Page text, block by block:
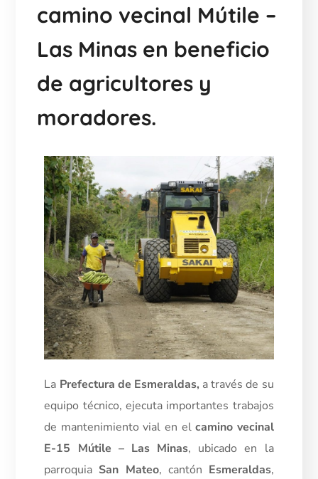
camino vecinal Mútile –
Las Minas en beneficio
de agricultores y
moradores.
La Prefectura de Esmeraldas, a través de su
equipo técnico, ejecuta importantes trabajos
de mantenimiento vial en elcamino vecinal
E-15 Mútile – Las Minas, ubicado en la
parroquia San Mateo, cantón Esmeraldas,